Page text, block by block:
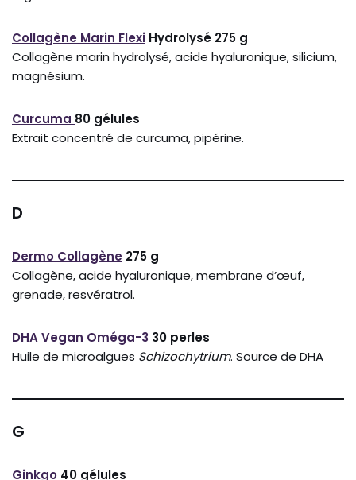
Collagène Marin Flexi Hydrolysé 275 g
Collagène marin hydrolysé, acide hyaluronique, silicium,
magnésium.
Curcuma 80 gélules
Extrait concentré de curcuma, pipérine.
D
Dermo Collagène 275 g
Collagène, acide hyaluronique, membrane d’œuf,
grenade, resvératrol.
DHA Vegan Oméga-3 30 perles
Huile de microalgues Schizochytrium. Source de DHA
G
Ginkgo 40 gélules